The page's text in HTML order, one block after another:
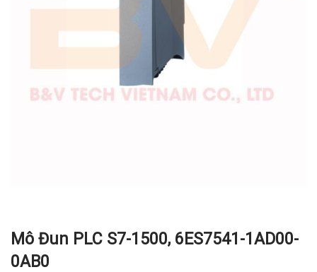
Mô Đun PLC S7-1500, 6ES7541-1AD00-
0AB0